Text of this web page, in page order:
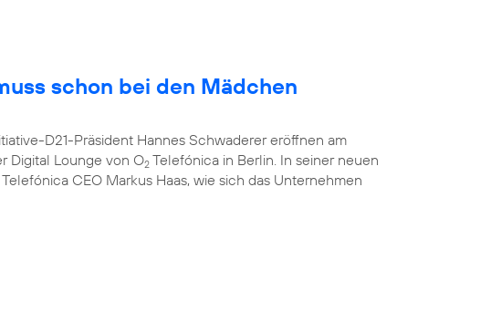
schon bei den Mädchen
D21-Präsident Hannes Schwaderer eröffnen am
Digital Lounge von O2 Telefónica in Berlin. In seiner neuen
Telefónica CEO Markus Haas, wie sich das Unternehmen